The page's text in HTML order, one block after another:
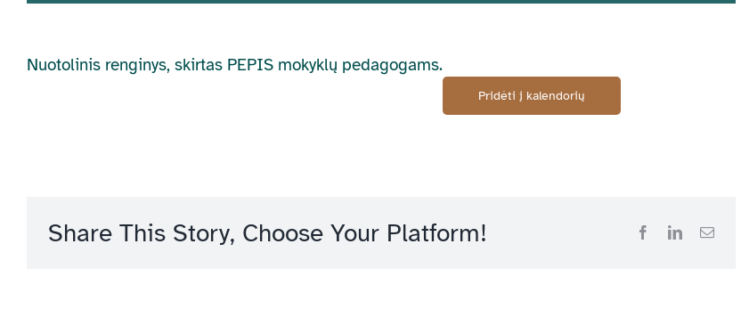
Nuotolinis renginys, skirtas PEPIS mokyklų pedagogams.
Pridėti į kalendorių
Share This Story, Choose Your Platform! FacebookLinkedInEmail